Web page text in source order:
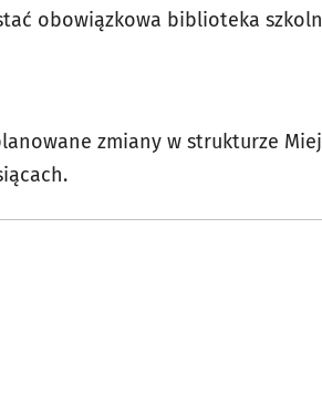
obowiązkowa biblioteka
zmiany w strukturze